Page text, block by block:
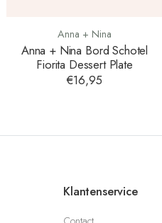
Anna + Nina
Anna + Nina Bord Schotel
Fiorita Dessert Plate
€16,95
Klantenservice